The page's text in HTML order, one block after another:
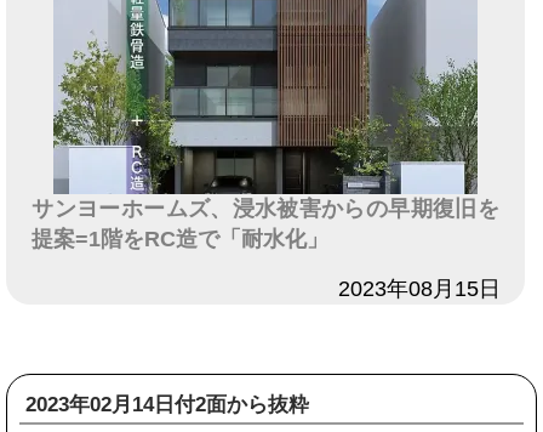
サンヨーホームズ、浸水被害からの早期復旧を
提案=1階をRC造で「耐水化」
2023年08月15日
2023年02月14日付2面から抜粋